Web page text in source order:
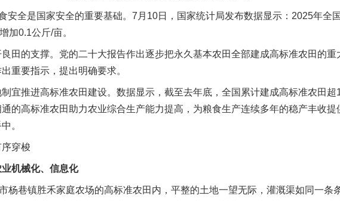
全是国家安全的重要基础。7月10日，国家统计局发布数据显示：2025年全
加0.1公斤/亩。
的支撑。党的二十大报告作出逐步把永久基本农田全部建成高标准农田的重
重要指示，提出明确要求。
推进高标准农田建设。数据显示，截至去年底，全国累计建成高标准农田超
的高标准农田助力农业综合生产能力提高，为粮食生产连续多年的稳产丰收提
。
穿梭
机械化、信息化
巷镇胜禾家庭农场的高标准农田内，平整的土地一望无际，灌溉渠如同一条